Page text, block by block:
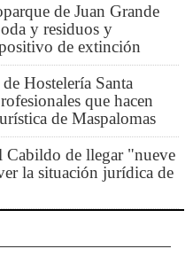
de Juan Grande
y residuos y
de extinción
Hostelería Santa
que hacen
de Maspalomas
Cabildo de llegar "nueve
la situación jurídica de